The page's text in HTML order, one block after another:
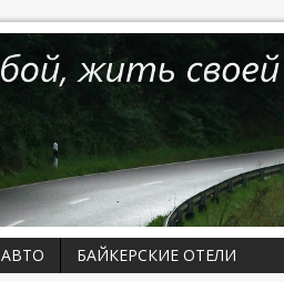
АВТО
БАЙКЕРСКИЕ ОТЕЛИ